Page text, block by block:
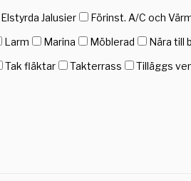
Elstyrda Jalusier Förinst. A/C och
Larm Marina Möblerad Nära till
Tak fläktar Takterrass Tilläggs